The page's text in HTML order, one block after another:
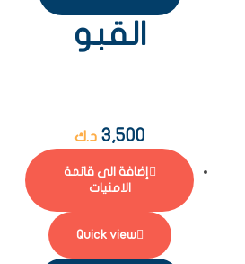
القبو
3,500 د.ك
إضافة الى قائمة
الامنيات
Quick view